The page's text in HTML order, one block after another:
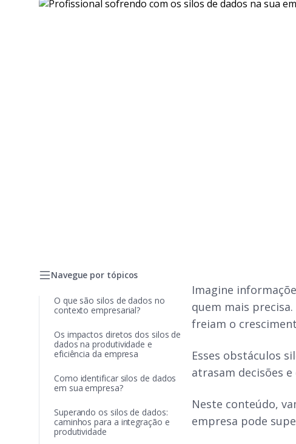
Navegue por tópicos
O que são silos de dados no
contexto empresarial?
Os impactos diretos dos silos de
dados na produtividade e
eficiência da empresa
Como identificar silos de dados
em sua empresa?
Superando os silos de dados:
caminhos para a integração e
produtividade
Imagine
quem mais
freiam o
Esses obstáculos
atrasam decisões
Neste conteúdo,
empresa pode